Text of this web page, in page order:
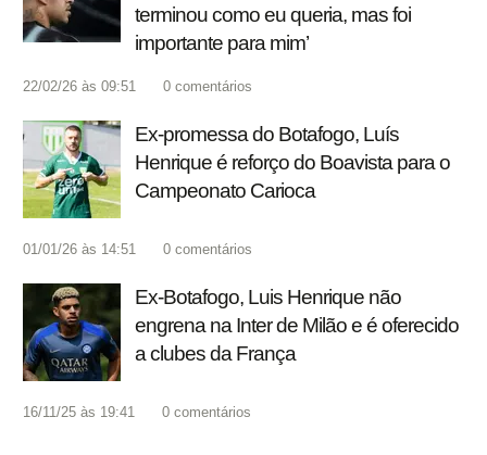
terminou como eu queria, mas foi
importante para mim’
22/02/26 às 09:51 0 comentários
Ex-promessa do Botafogo, Luís
Henrique é reforço do Boavista para o
Campeonato Carioca
01/01/26 às 14:51 0 comentários
Ex-Botafogo, Luis Henrique não
engrena na Inter de Milão e é oferecido
a clubes da França
16/11/25 às 19:41 0 comentários